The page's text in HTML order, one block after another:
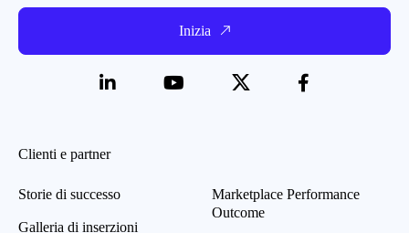
Inizia
Clienti e partner
Storie di successo
Galleria di inserzioni
Marketplace Performance
Outcome